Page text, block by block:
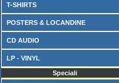
T-SHIRTS
POSTERS & LOCANDINE
CD AUDIO
LP - VINYL
Speciali